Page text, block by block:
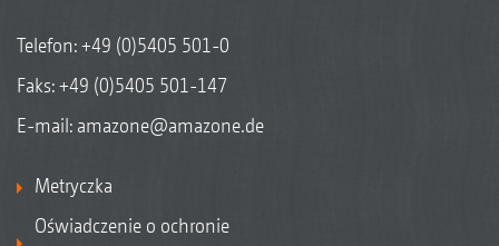
Telefon:+49 (0)5405 501-0
Faks: +49 (0)5405 501-147
E-mail: amazone@amazone.de
Metryczka
Oświadczenie o ochronie